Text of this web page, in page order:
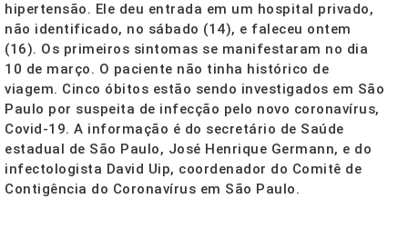
hipertensão. Ele deu entrada em um hospital privado,
não identificado, no sábado (14), e faleceu ontem
(16). Os primeiros sintomas se manifestaram no dia
10 de março. O paciente não tinha histórico de
viagem. Cinco óbitos estão sendo investigados em São
Paulo por suspeita de infecção pelo novo coronavírus,
Covid-19. A informação é do secretário de Saúde
estadual de São Paulo, José Henrique Germann, e do
infectologista David Uip, coordenador do Comitê de
Contigência do Coronavírus em São Paulo.